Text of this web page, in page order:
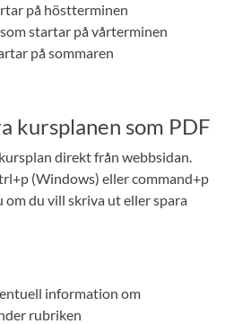
på höstterminen
startar på vårterminen
på sommaren
kursplanen som PDF
direkt från webbsidan.
(Windows) eller command+p
om du vill skriva ut eller spara
information om
rubriken